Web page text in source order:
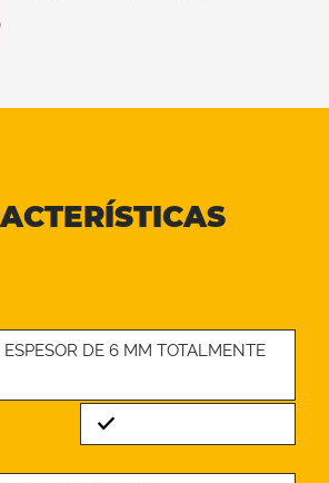
DE 6 MM TOTALMENTE
Standard